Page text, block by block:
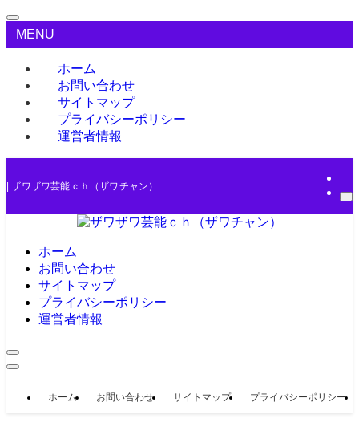
MENU
ホーム
お問い合わせ
サイトマップ
プライバシーポリシー
運営者情報
| ザワザワ芸能ｃｈ（ザワチャン）
ホーム
お問い合わせ
サイトマップ
プライバシーポリシー
運営者情報
ホーム お問い合わせ サイトマップ プライバシーポリシー